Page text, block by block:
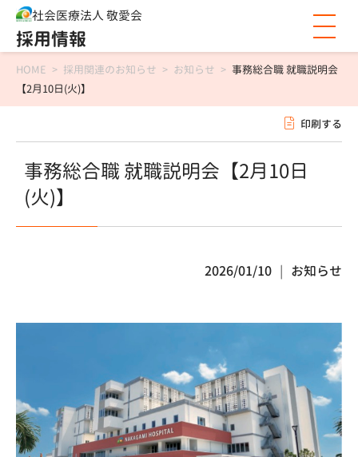
社会医療法人 敬愛会
採用情報
HOME > 採用関連のお知らせ > お知らせ > 事務総合職 就職説明会
【2月10日(火)】
印刷する
事務総合職 就職説明会【2月10日
(火)】
2026/01/10 お知らせ